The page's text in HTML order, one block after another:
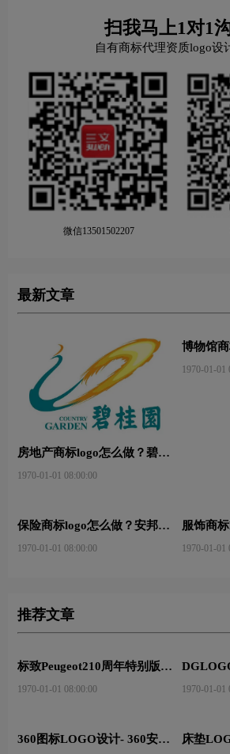
扫我马上1对1
自有商标代理资质logo设
微信13501502207
最新文章
房地产商标logo怎么做？碧桂
1970-01-01 08:00:00
保险商标logo怎么做？安邦保
服饰商